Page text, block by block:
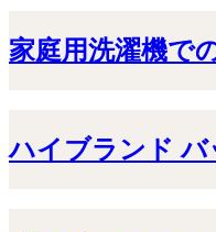
家庭用洗濯機で
ハイブランド バ